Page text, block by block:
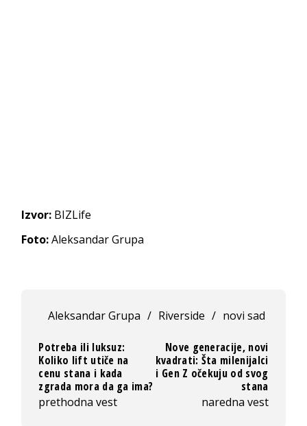
Izvor: BIZLife
Foto:Aleksandar Grupa
Aleksandar Grupa / Riverside / novi sad
Potreba ili luksuz:
Koliko lift utiče na
cenu stana i kada
zgrada mora da ga ima?
prethodna vest
Nove generacije, novi
kvadrati: Šta milenijalci
i Gen Z očekuju od svog
stana
naredna vest